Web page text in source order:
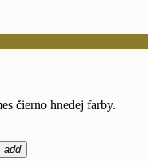
čierno hnedej farby.
add